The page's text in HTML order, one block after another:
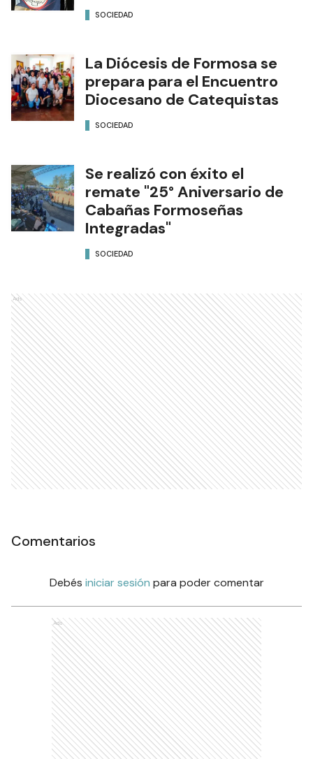
SOCIEDAD
La Diócesis de Formosa se
prepara para el Encuentro
Diocesano de Catequistas
SOCIEDAD
Se realizó con éxito el
remate "25° Aniversario de
Cabañas Formoseñas
Integradas"
SOCIEDAD
Ads
Comentarios
Debés iniciar sesión para poder comentar
Ads